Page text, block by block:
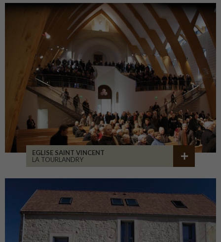
EGLISE SAINT VINCENT
LA TOURLANDRY